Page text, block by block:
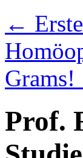
←
Grams!
Prof.